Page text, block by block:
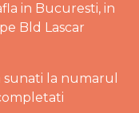
in Bucuresti, in
Bld Lascar
la numarul